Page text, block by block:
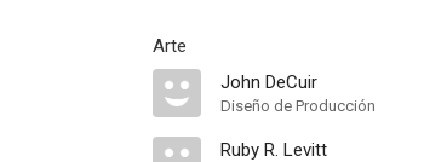
Arte
John DeCuir
Diseño de Producción
Ruby R. Levitt